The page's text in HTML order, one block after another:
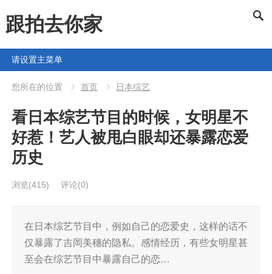
跟拍去你家
请设置主菜单
您所在的位置 首页 日本综艺
看日本综艺节目的时候，女明星不
好惹！艺人被甩白眼却还暴露恋爱
历史
浏览(415) 评论(0)
在日本综艺节目中，例如自己的恋爱史，这样的话不
仅暴露了吉岡美穗的隐私。感情经历，有些女明星甚
至会在综艺节目中暴露自己的恋…